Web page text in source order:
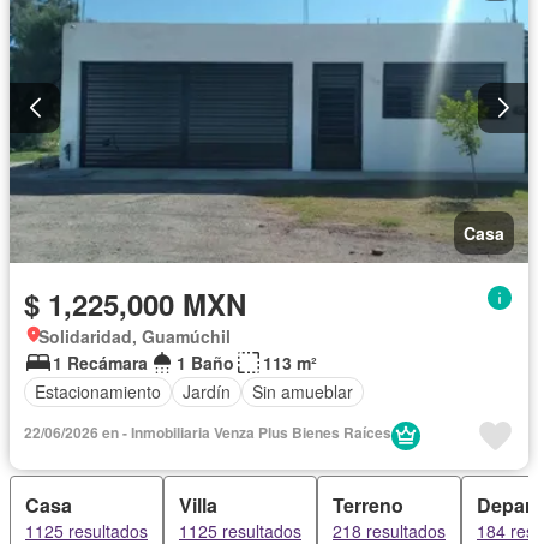
Casa
$ 1,225,000 MXN
Solidaridad, Guamúchil
1 Recámara
1 Baño
113 m²
Estacionamiento
Jardín Sin amueblar
22/06/2026 en - Inmobiliaria Venza Plus Bienes Raíces
Casa
1125 resultados
Villa
1125 resultados
Terreno
218 resultados 184